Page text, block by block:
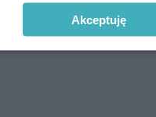
Akceptuję